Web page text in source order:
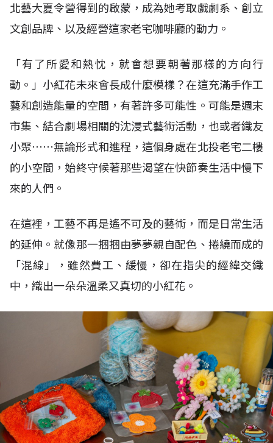
北藝大夏令營得到的啟蒙，成為她考取戲劇系、創立
文創品牌、以及經營這家老宅咖啡廳的動力。
「有了所愛和熱忱，就會想要朝著那樣的方向行
動。」小紅花未來會長成什麼模樣？在這充滿手作工
藝和創造能量的空間，有著許多可能性。可能是週末
市集、結合劇場相關的沈浸式藝術活動，也或者織友
小聚⋯⋯無論形式和進程，這個身處在北投老宅二樓
的小空間，始終守候著那些渴望在快節奏生活中慢下
來的人們。
在這裡，工藝不再是遙不可及的藝術，而是日常生活
的延伸。就像那一捆捆由夢夢親自配色、捲繞而成的
「混線」，雖然費工、緩慢，卻在指尖的經緯交織
中，織出一朵朵溫柔又真切的小紅花。